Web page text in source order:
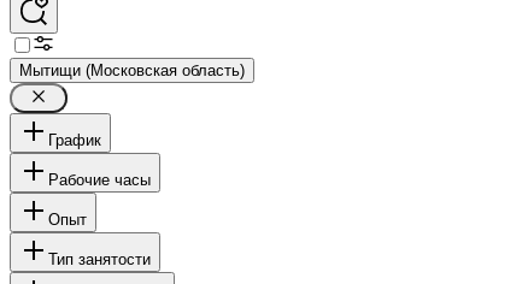
Мытищи (Московская область)
График
Рабочие часы
Опыт
Тип занятости